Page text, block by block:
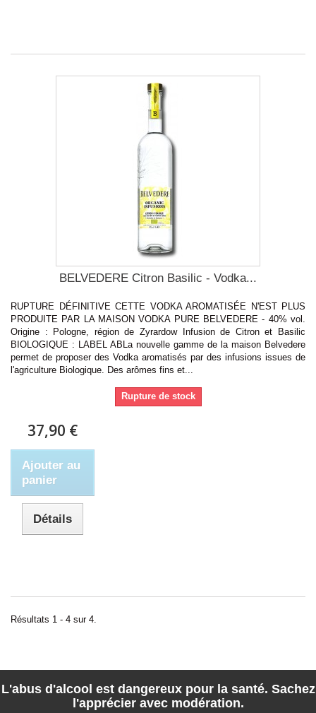
BELVEDERE Citron Basilic - Vodka...
RUPTURE DÉFINITIVE CETTE VODKA AROMATISÉE N'EST PLUS
PRODUITE PAR LA MAISON VODKA PURE BELVEDERE - 40% vol.
Origine : Pologne, région de Zyrardow Infusion de Citron et Basilic
BIOLOGIQUE : LABEL ABLa nouvelle gamme de la maison Belvedere
permet de proposer des Vodka aromatisés par des infusions issues de
l'agriculture Biologique. Des arômes fins et...
Rupture de stock
37,90 €
Ajouter au
panier
Détails
Résultats 1 - 4 sur 4.
L'abus d'alcool est dangereux pour la santé. Sachez
l'apprécier avec modération.